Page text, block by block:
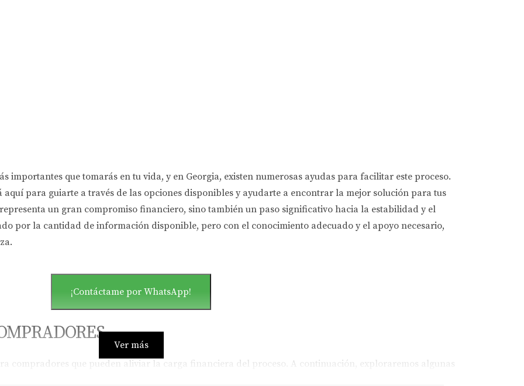
importantes que tomarás en tu vida, y en Georgia, existen numerosas ayudas para facilitar este proceso.
aquí para guiarte a través de las opciones disponibles y ayudarte a encontrar la mejor solución para tus
un gran compromiso financiero, sino también un paso significativo hacia la estabilidad y el
por la cantidad de información disponible, pero con el conocimiento adecuado y el apoyo necesario,
¡Contáctame por WhatsApp!
compradores que pueden aliviar la carga financiera del proceso. A continuación, exploraremos algunas
Ver más